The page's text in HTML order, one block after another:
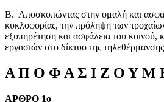
Β. Αποσκοπώντας στην ομαλή και
κυκλοφορίας, την πρόληψη των
εξυπηρέτηση και ασφάλεια του κοινού,
εργασιών στο δίκτυο της
Α Π Ο Φ Α Σ Ι Ζ Ο Υ Μ
ΑΡΘΡΟ 1ο